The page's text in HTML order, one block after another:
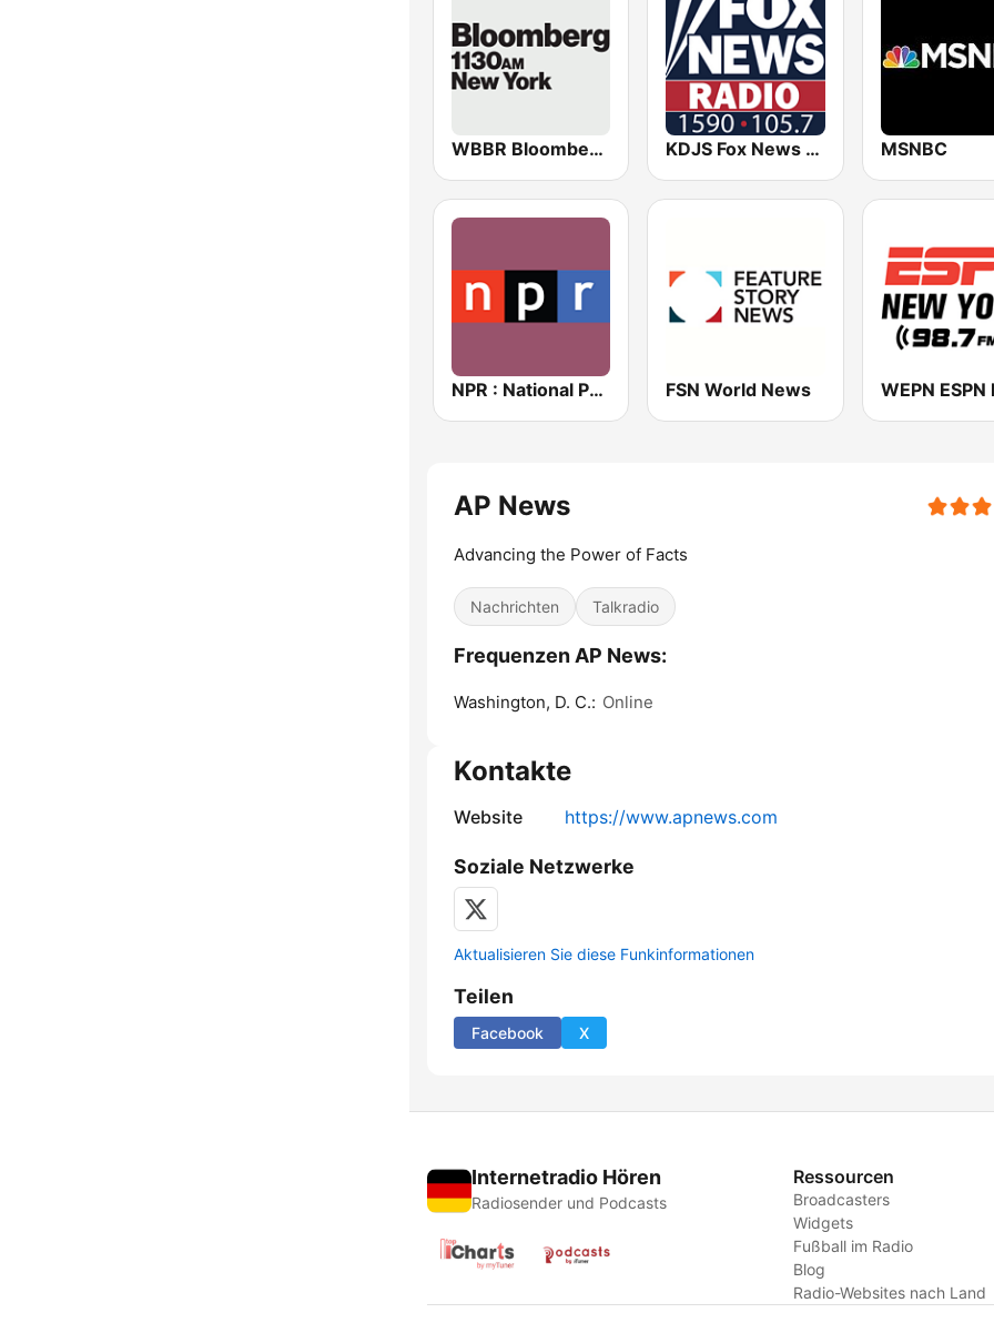
WBBR Bloomberg 1130 KDJS Fox News Radio 1590 / 105.7 MSNBC
NPR : National Public Radio FSN World News
AP News
Advancing the Power of Facts
Nachrichten Talkradio
Frequenzen AP News:
Washington, D. C.: Online
Kontakte
Website https://www.apnews.com
Soziale Netzwerke
Aktualisieren Sie diese Funkinformationen
Teilen
Facebook X
Internetradio Hören
Radiosender und Podcasts
Ressourcen
Broadcasters
Widgets
Fußball im Radio
Blog
Radio-Websites nach Land